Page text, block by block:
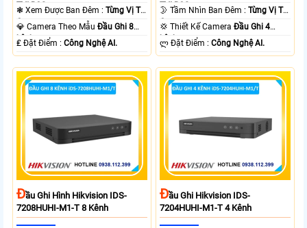
TVI BCS.
❃ Xem Được Ban Đêm :Từng Vị Trí
Camera .
💎 Camera Theo MẫuĐầu Ghi 8
kênh.
️₤ Đặt Điểm :Công Nghệ AI.
TVI BCS.
🌛 Tầm Nhìn Ban Đêm :Từng Vị Trí
Camera .
💢 Thiết Kế CameraĐầu Ghi 4
kênh.
️ლ Đặt Điểm :Công Nghệ AI.
ĐẦu Ghi Hình Hikvision IDS-
7208HUHI-M1-T 8 Kênh
ĐẦu Ghi Hikvision IDS-
7204HUHI-M1-T 4 Kênh